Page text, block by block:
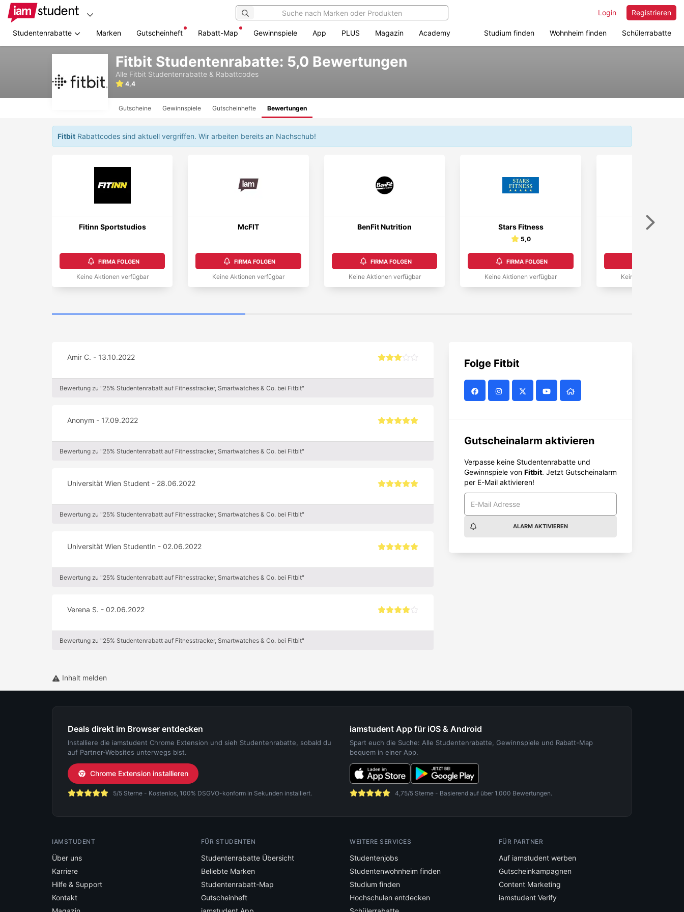
Registrieren
Login
Studentenrabatte Marken Gutscheinheft Rabatt-Map Gewinnspiele App PLUS Magazin Academy Studium finden Wohnheim finden Schülerrabatte
Fitbit Studentenrabatte: 5,0 Bewertungen
Alle Fitbit Studentenrabatte & Rabattcodes
4,4
Gutscheine Gewinnspiele Gutscheinhefte Bewertungen
Fitbit Rabattcodes sind aktuell vergriffen. Wir arbeiten bereits an Nachschub!
Fitinn Sportstudios
FIRMA FOLGEN
Keine Aktionen verfügbar
McFIT
FIRMA FOLGEN
Keine Aktionen verfügbar
BenFit Nutrition
FIRMA FOLGEN
Keine Aktionen verfügbar
Stars Fitness
5,0
FIRMA FOLGEN
Keine Aktionen verfügbar
Gymshark
Keine Aktionen
Amir C. - 13.10.2022
Bewertung zu "25% Studentenrabatt auf Fitnesstracker, Smartwatches & Co. bei Fitbit"
Anonym - 17.09.2022
Bewertung zu "25% Studentenrabatt auf Fitnesstracker, Smartwatches & Co. bei Fitbit"
Universität Wien Student - 28.06.2022
Bewertung zu "25% Studentenrabatt auf Fitnesstracker, Smartwatches & Co. bei Fitbit"
Universität Wien StudentIn - 02.06.2022
Bewertung zu "25% Studentenrabatt auf Fitnesstracker, Smartwatches & Co. bei Fitbit"
Verena S. - 02.06.2022
Bewertung zu "25% Studentenrabatt auf Fitnesstracker, Smartwatches & Co. bei Fitbit"
Folge Fitbit
Gutscheinalarm aktivieren
Verpasse keine Studentenrabatte und
Gewinnspiele von Fitbit. Jetzt Gutscheinalarm
per E-Mail aktivieren!
ALARM AKTIVIEREN
Inhalt melden
Deals direkt im Browser entdecken
Installiere die iamstudent Chrome Extension und sieh Studentenrabatte, sobald du
auf Partner-Websites unterwegs bist.
Chrome Extension installieren
5/5 Sterne - Kostenlos, 100% DSGVO-konform in Sekunden installiert.
iamstudent App für iOS & Android
Spart euch die Suche: Alle Studentenrabatte, Gewinnspiele und Rabatt-Map
bequem in einer App.
4,75/5 Sterne - Basierend auf über 1.000 Bewertungen.
IAMSTUDENT
Über uns
Karriere
Hilfe & Support
Kontakt
FÜR STUDENTEN
Studentenrabatte Übersicht
Beliebte Marken
Studentenrabatt-Map
Gutscheinheft
WEITERE SERVICES
Studentenjobs
Studentenwohnheim finden
Studium finden
Hochschulen entdecken
FÜR PARTNER
Auf iamstudent werben
Gutscheinkampagnen
Content Marketing
iamstudent Verify